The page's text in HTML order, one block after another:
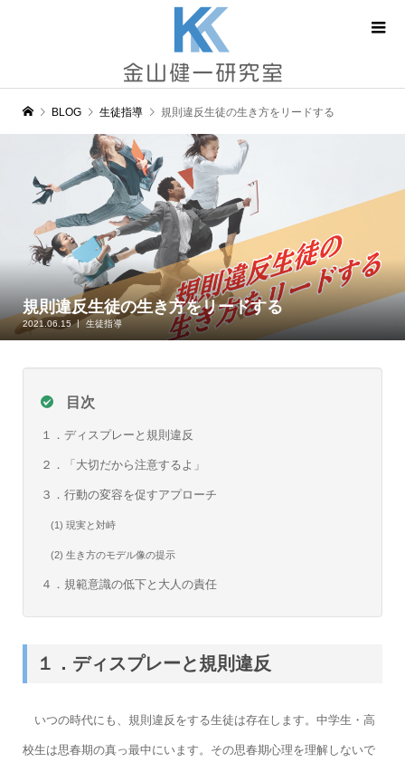
BLOG 生徒指導 規則違反生徒の生き方をリードする
規則違反生徒の生き方をリードする
2021.06.15 生徒指導
目次
１．ディスプレーと規則違反
２．「大切だから注意するよ」
３．行動の変容を促すアプローチ
(1) 現実と対峙
(2) 生き方のモデル像の提示
４．規範意識の低下と大人の責任
１．ディスプレーと規則違反
いつの時代にも、規則違反をする生徒は存在します。中学生・高
校生は思春期の真っ最中にいます。その思春期心理を理解しないで